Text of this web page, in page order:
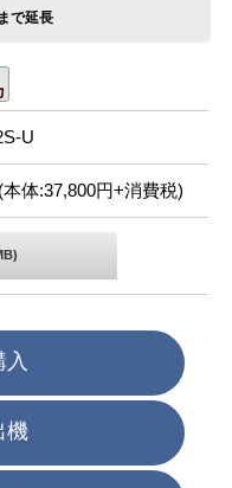
で延長
U
体:37,800円+消費税)
入
機